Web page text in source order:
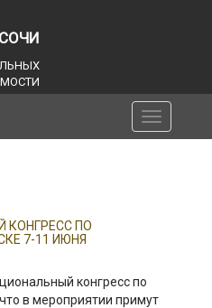
Toggle
navigation
КОНГРЕСС ПО
7-11 ИЮНЯ
конгресс по
в мероприятии примут